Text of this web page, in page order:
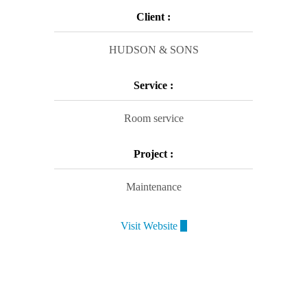
Client :
HUDSON & SONS
Service :
Room service
Project :
Maintenance
Visit Website